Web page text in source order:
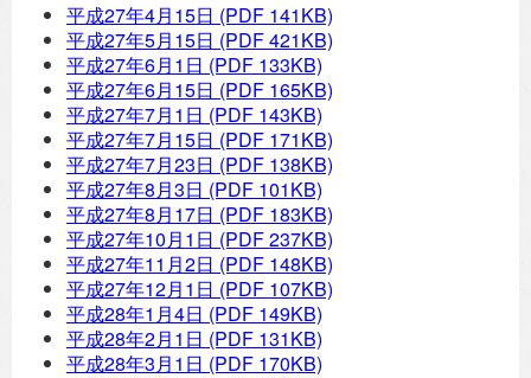
平成27年4月15日 (PDF 141KB)
平成27年5月15日 (PDF 421KB)
平成27年6月1日 (PDF 133KB)
平成27年6月15日 (PDF 165KB)
平成27年7月1日 (PDF 143KB)
平成27年7月15日 (PDF 171KB)
平成27年7月23日 (PDF 138KB)
平成27年8月3日 (PDF 101KB)
平成27年8月17日 (PDF 183KB)
平成27年10月1日 (PDF 237KB)
平成27年11月2日 (PDF 148KB)
平成27年12月1日 (PDF 107KB)
平成28年1月4日 (PDF 149KB)
平成28年2月1日 (PDF 131KB)
平成28年3月1日 (PDF 170KB)